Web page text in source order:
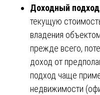
Доходный подход
текущую
владения
прежде всего,
доход от
подход чаще
недвижимости